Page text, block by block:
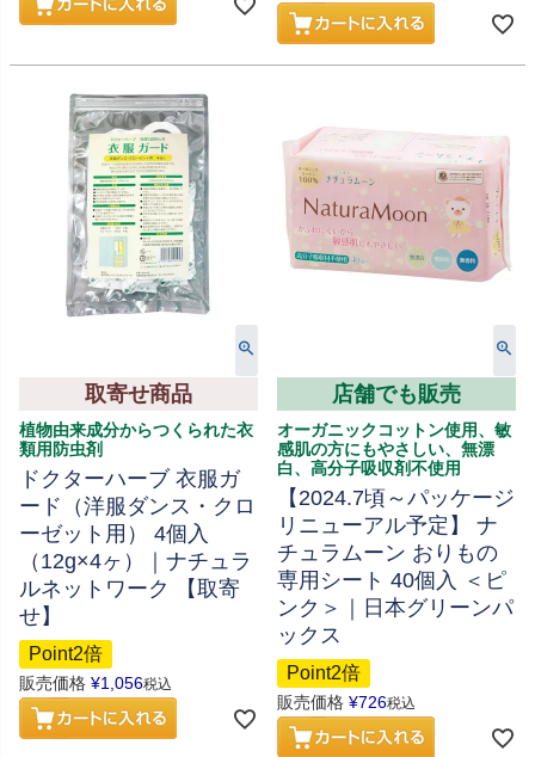
取寄せ商品
植物由来成分からつくられた衣
類用防虫剤
ドクターハーブ 衣服ガ
ード（洋服ダンス・クロ
ーゼット用） 4個入
（12g×4ヶ）｜ナチュラ
ルネットワーク 【取寄
せ】
Point2倍
販売価格 ¥1,056税込
店舗でも販売
オーガニックコットン使用、敏
感肌の方にもやさしい、無漂
白、高分子吸収剤不使用
【2024.7頃～パッケージ
リニューアル予定】 ナ
チュラムーン おりもの
専用シート 40個入 ＜ピ
ンク＞｜日本グリーンパ
ックス
Point2倍
販売価格 ¥726税込